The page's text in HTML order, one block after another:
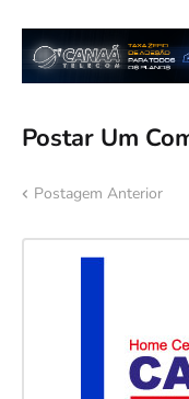
Postar Um
Postagem Anterior